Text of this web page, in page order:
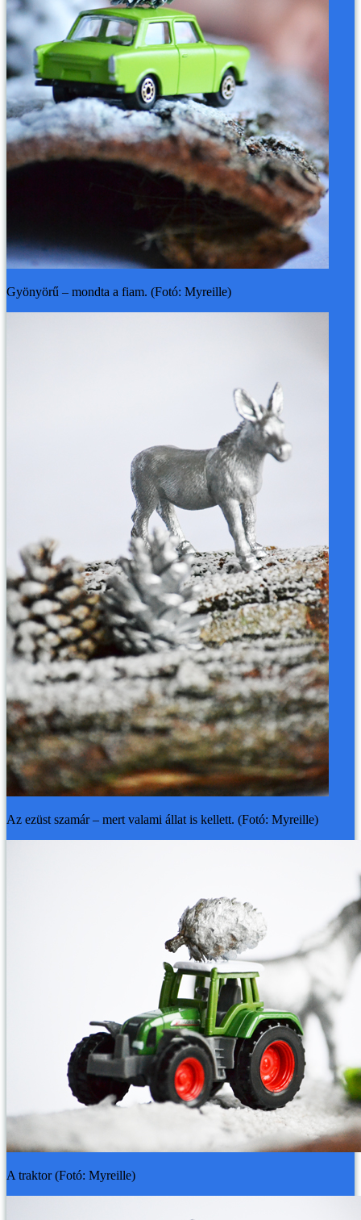
Gyönyörű – mondta a fiam. (Fotó: Myreille)
Az ezüst szamár – mert valami állat is kellett. (Fotó: Myreille)
A traktor (Fotó: Myreille)